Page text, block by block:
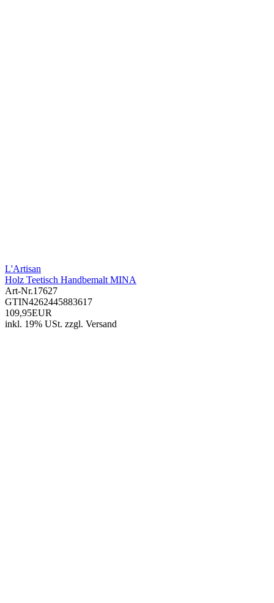
L'Artisan
Holz Teetisch Handbemalt MINA
Art-Nr.17627
GTIN4262445883617
109,95EUR
inkl. 19% USt. zzgl. Versand